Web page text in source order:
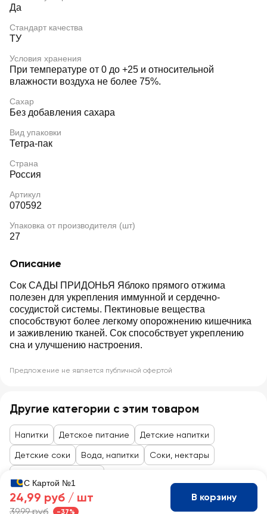
Да
Стандарт качества
ТУ
Условия хранения
При температуре от 0 до +25 и относительной
влажности воздуха не более 75%.
Сахар
Без добавления сахара
Вид упаковки
Тетра-пак
Страна
Россия
Артикул
070592
Упаковка от производителя (шт)
27
Описание
Сок САДЫ ПРИДОНЬЯ Яблоко прямого отжима
полезен для укрепления иммунной и сердечно-
сосудистой системы. Пектиновые вещества
способствуют более легкому опорожнению кишечника
и заживлению тканей. Сок способствует укреплению
сна и улучшению настроения.
Предложение не является публичной офертой
Другие категории с этим товаром
Напитки Детское питание Детские напитки
Детские соки Вода, напитки Соки, нектары
С Картой №1
24,99 руб / шт
39,99 руб -37%
В корзину